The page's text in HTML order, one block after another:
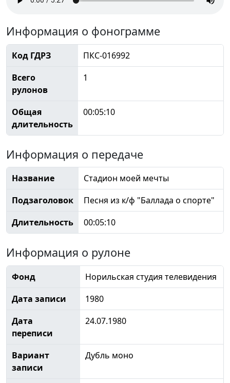
Информация о фонограмме
Код ГДРЗ
ПКС-016992
Всего
рулонов
1
Общая
длительность
00:05:10
Информация о передаче
Название
Стадион моей мечты
Подзаголовок
Песня из к/ф "Баллада о спорте"
Длительность
00:05:10
Информация о рулоне
Фонд
Норильская студия телевидения
Дата записи
1980
Дата
переписи
24.07.1980
Вариант
записи
Дубль моно